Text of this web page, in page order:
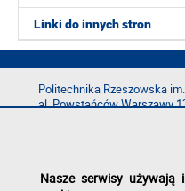
Linki do innych stron
Politechnika Rzeszowska
al. Powstańców Warszawy
e-mail:kancelaria@prz.edu.pl
Nasze serwisy używają